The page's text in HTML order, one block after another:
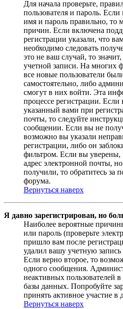
Для начала проверьте,
пользователя и пароль.
имя и пароль правильно, то
причин. Если включена
регистрации указали, что
необходимо следовать
это не ваш случай, то
учетной записи. На многих
все новые пользователи
самостоятельно, либо
смогут в них войти. Эта
процессе регистрации.
указанный вами при
почты, то следуйте
сообщении. Если вы не
возможно вы указали
регистрации, либо он
фильтром. Если вы уверены,
адрес электронной почты,
получили, то обратитесь за
форума.
Вернуться наверх
Я давно зарегистрирован, но
Наиболее вероятные
или пароль (проверьте
пришло вам после
удалил вашу учетную
Если верно второе, то
одного сообщения.
неактивных пользователей
базы данных. Попробуйте
принять активное участие в
Вернуться наверх